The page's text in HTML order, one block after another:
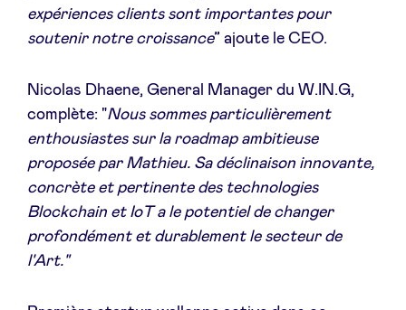
expériencesclients sont importantes pour
soutenir notre croissance” ajoute le CEO.
Nicolas Dhaene, General Manager du W.IN.G,
complète: "Nous sommes particulièrement
enthousiastes sur la roadmap ambitieuse
proposée par Mathieu. Sa déclinaison innovante,
concrète et pertinente des technologies
Blockchain et IoT a le potentiel de changer
profondément et durablement le secteur de
l'Art."